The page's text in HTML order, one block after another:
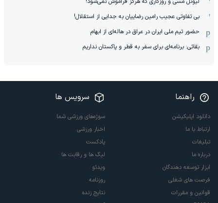
بی تفاوتی عجیب رامین رضاییان به جدایی از استقلال!
حضور تیم ملی ایران در عراق در هاله‌ای از ابهام
بقائی: برنامه‌ای برای سفر به قطر و پاکستان نداریم
راهنما
دانلود اپلیکیشن
ارتباط با ما
تبلیغات
درباره ما
ابزار توسعه دهندگان
فرصت های شغلی
قوانین و مقررات
سرویس ها
سوژه‌های ورزشی شما
اخبار ورزشی
پادکست
لیگ ها و رقابت ها
ویدئو
روزنامه
نتایج زنده